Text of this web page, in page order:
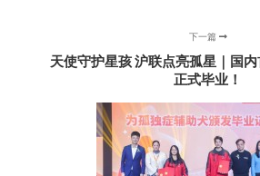
下一篇
天使守护星孩 沪联点亮孤星｜国
正式毕业！